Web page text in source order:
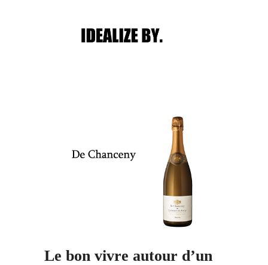
Le bon vivre autour d’un